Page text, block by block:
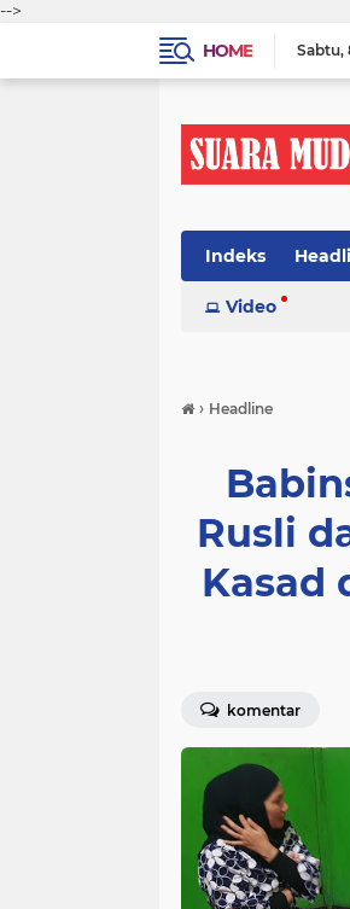
-->
HOME
Sabtu
Indeks
Video
› Headline
Rusli
Kasad
komentar